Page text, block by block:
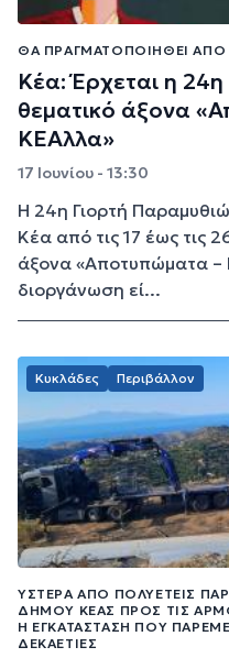
ΘΑ ΠΡΑΓΜΑΤΟΠΟΙΗΘΕΊ ΑΠΌ
Κέα: Έρχεται η
θεματικό άξονα
ΚΕΑλλα»
17 Ιουνίου - 13:30
Η 24η Γιορτή
Κέα από τις 17 έως τις
άξονα «Αποτυπώματα –
διοργάνωση εί...
Κυκλάδες Περιβάλλον
ΎΣΤΕΡΑ ΑΠΌ ΠΟΛΥΕΤΕΊΣ
ΔΉΜΟΥ ΚΈΑΣ ΠΡΟΣ ΤΙΣ
Η ΕΓΚΑΤΆΣΤΑΣΗ ΠΟΥ
ΔΕΚΑΕΤΊΕΣ